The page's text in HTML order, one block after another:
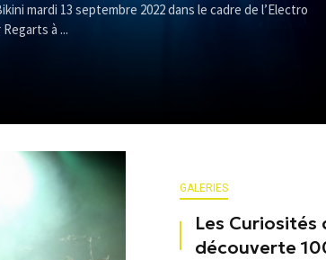
mardi 13 septembre 2022 dans le cadre de l’Electro
à ...
GALERIES
Les Curiosités
découverte